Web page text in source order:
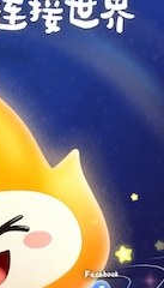
反对
反对[0]